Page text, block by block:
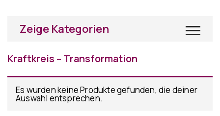
Zeige Kategorien
Kraftkreis – Transformation
Es wurden keine Produkte gefunden, die deiner
Auswahl entsprechen.